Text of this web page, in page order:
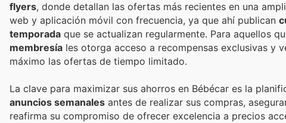
flyers, donde detallan las ofertas más recientes en una
web y aplicación móvil con frecuencia, ya que ahí publican
temporada que se actualizan regularmente. Para aquellos
membresía les otorga acceso a recompensas exclusivas y
máximo las ofertas de tiempo limitado.
La clave para maximizar sus ahorros en Bébécar es la
anuncios semanales antes de realizar sus compras,
reafirma su compromiso de ofrecer excelencia a precios